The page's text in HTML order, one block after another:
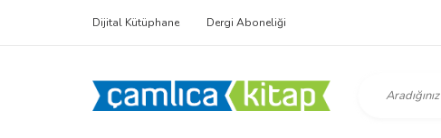
Dijital Kütüphane Dergi Aboneliği